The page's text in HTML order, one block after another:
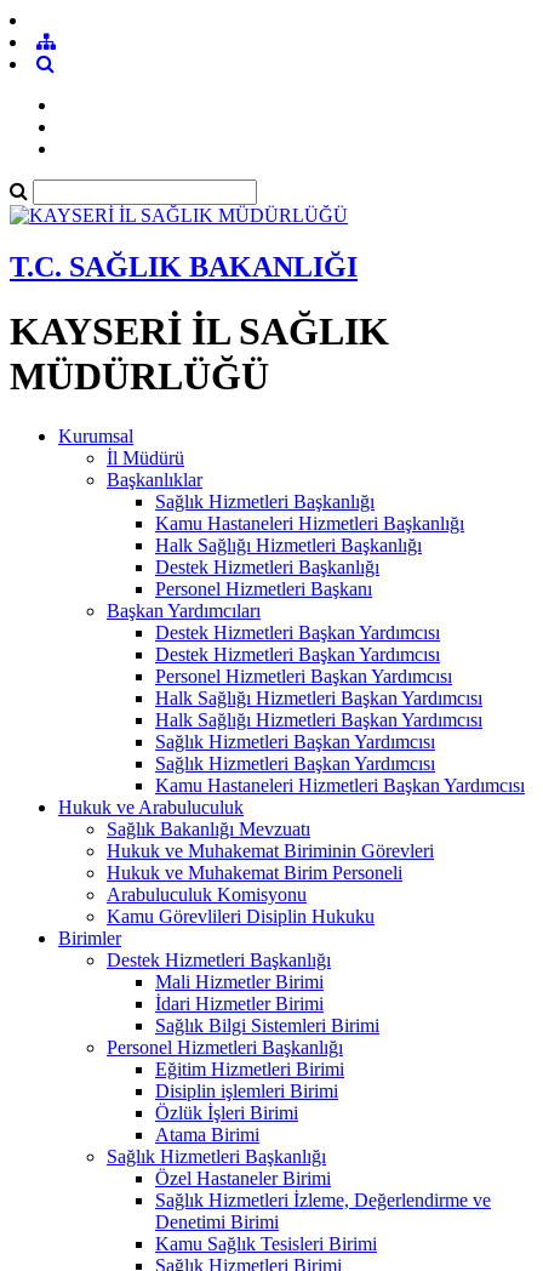
T.C. SAĞLIK BAKANLIĞI
KAYSERİ İL SAĞLIK
MÜDÜRLÜĞÜ
Kurumsal
İl Müdürü
Başkanlıklar
Sağlık Hizmetleri Başkanlığı
Kamu Hastaneleri Hizmetleri Başkanlığı
Halk Sağlığı Hizmetleri Başkanlığı
Destek Hizmetleri Başkanlığı
Personel Hizmetleri Başkanı
Başkan Yardımcıları
Destek Hizmetleri Başkan Yardımcısı
Destek Hizmetleri Başkan Yardımcısı
Personel Hizmetleri Başkan Yardımcısı
Halk Sağlığı Hizmetleri Başkan Yardımcısı
Halk Sağlığı Hizmetleri Başkan Yardımcısı
Sağlık Hizmetleri Başkan Yardımcısı
Sağlık Hizmetleri Başkan Yardımcısı
Kamu Hastaneleri Hizmetleri Başkan Yardımcısı
Hukuk ve Arabuluculuk
Sağlık Bakanlığı Mevzuatı
Hukuk ve Muhakemat Biriminin Görevleri
Hukuk ve Muhakemat Birim Personeli
Arabuluculuk Komisyonu
Kamu Görevlileri Disiplin Hukuku
Birimler
Destek Hizmetleri Başkanlığı
Mali Hizmetler Birimi
İdari Hizmetler Birimi
Sağlık Bilgi Sistemleri Birimi
Personel Hizmetleri Başkanlığı
Eğitim Hizmetleri Birimi
Disiplin işlemleri Birimi
Özlük İşleri Birimi
Atama Birimi
Sağlık Hizmetleri Başkanlığı
Özel Hastaneler Birimi
Sağlık Hizmetleri İzleme, Değerlendirme ve
Denetimi Birimi
Kamu Sağlık Tesisleri Birimi
Sağlık Hizmetleri Birimi